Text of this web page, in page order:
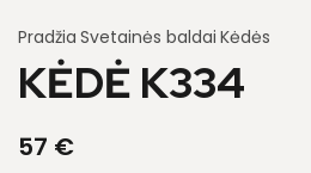
Pradžia Svetainės baldai Kėdės
KĖDĖ K334
57 €